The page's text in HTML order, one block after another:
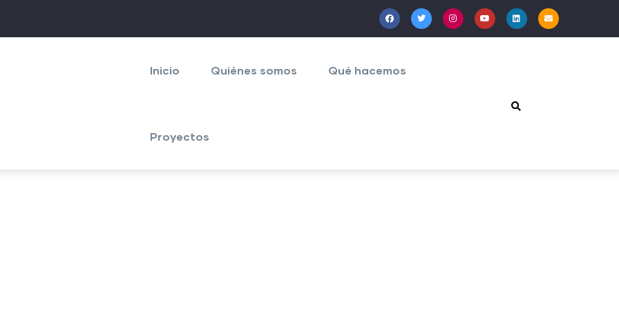
principal
Inicio Quiénes somos Qué hacemos
Proyectos